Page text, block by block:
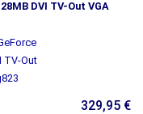
DVI TV-Out VGA
329,95 €